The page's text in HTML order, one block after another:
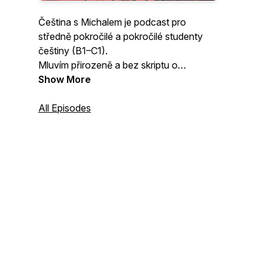
Čeština s Michalem je podcast pro
středně pokročilé a pokročilé studenty
češtiny (B1–C1).
Mluvím přirozeně a bez skriptu o
každodenních tématech, české kultuře a
Podcast je určený pro ty, kteří chtějí
Show More
All Episodes